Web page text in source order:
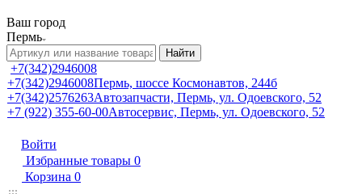
Ваш город
Пермь
Найти
+7(342)2946008
+7(342)2946008Пермь, шоссе Космонавтов, 244б
+7(342)2576263Автозапчасти, Пермь, ул. Одоевского, 52
+7 (922) 355-60-00Автосервис, Пермь, ул. Одоевского, 52
Войти
Избранные товары 0
Корзина 0